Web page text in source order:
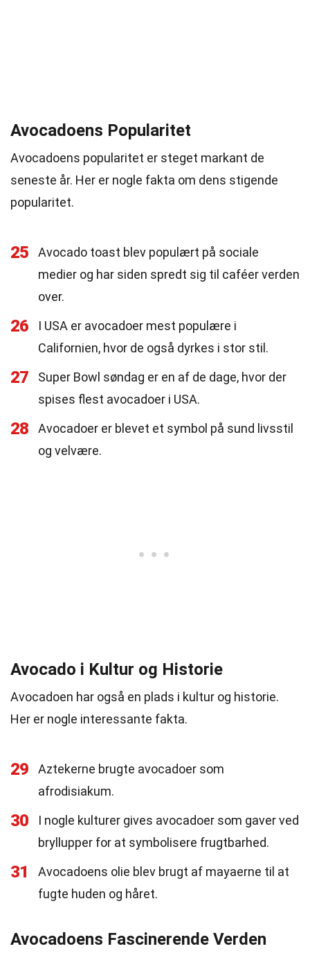
Avocadoens Popularitet
Avocadoens popularitet er steget markant de
seneste år. Her er nogle fakta om dens stigende
popularitet.
25
Avocado toast blev populært på sociale
medier og har siden spredt sig til caféer verden
over.
26
I USA er avocadoer mest populære i
Californien, hvor de også dyrkes i stor stil.
27
Super Bowl søndag er en af de dage, hvor der
spises flest avocadoer i USA.
28
Avocadoer er blevet et symbol på sund livsstil
og velvære.
Avocado i Kultur og Historie
Avocadoen har også en plads i kultur og historie.
Her er nogle interessante fakta.
29
Aztekerne brugte avocadoer som
afrodisiakum.
30
I nogle kulturer gives avocadoer som gaver ved
bryllupper for at symbolisere frugtbarhed.
31
Avocadoens olie blev brugt af mayaerne til at
fugte huden og håret.
Avocadoens Fascinerende Verden